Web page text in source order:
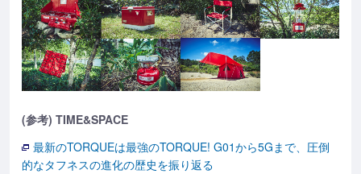
(参考) TIME&SPACE
最新のTORQUEは最強のTORQUE! G01から5Gまで、圧倒
的なタフネスの進化の歴史を振り返る